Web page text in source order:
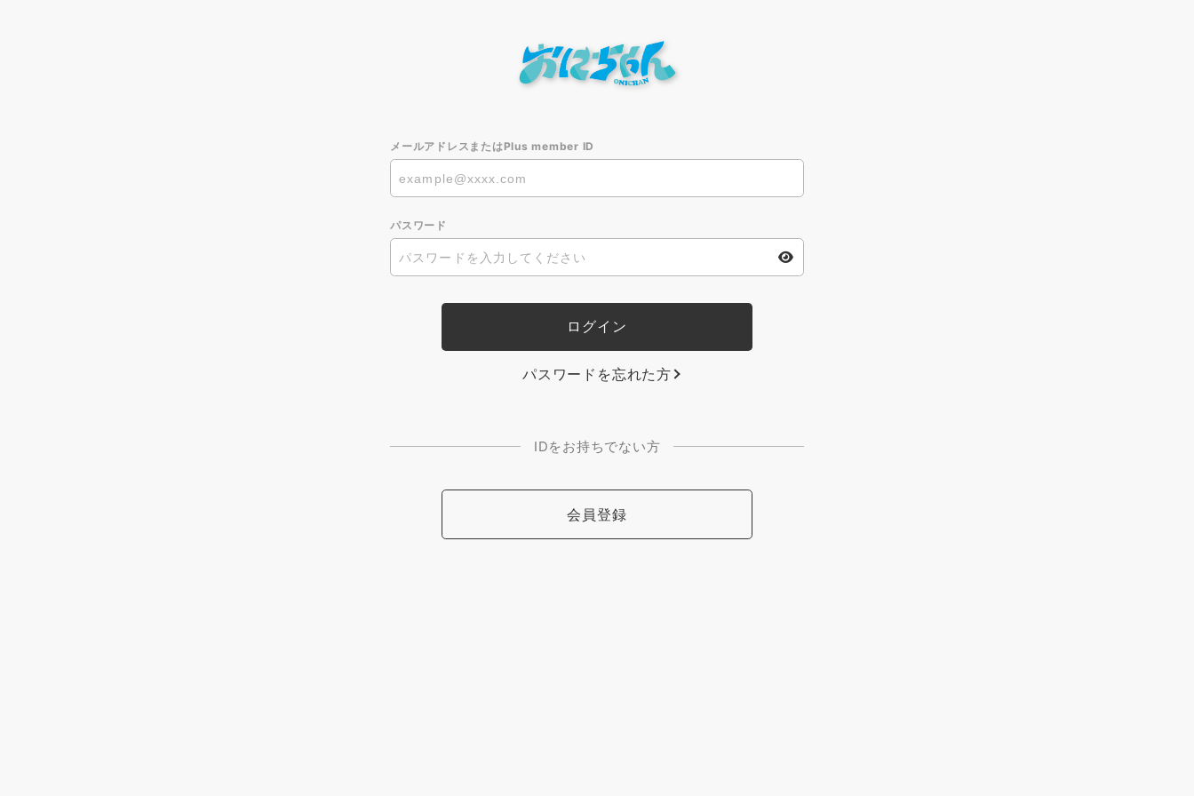
メールアドレスまたはPlus member ID
パスワード
パスワードを忘れた方
IDをお持ちでない方
会員登録